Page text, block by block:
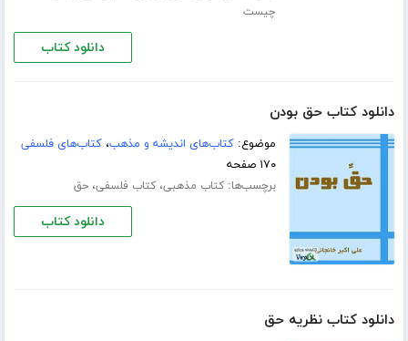
چیست
دانلود کتاب
دانلود کتاب حق بودن
موضوع:کتاب‌های اندیشه و مذهب،کتاب‌های فلسفی
۱۷۰ صفحه
برچسب‌ها:کتاب مذهبی،کتاب فلسفی،حق
دانلود کتاب
دانلود کتاب نظریه حق